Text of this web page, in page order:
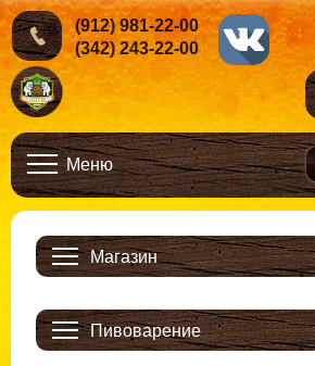
(912) 981-22-00
(342) 243-22-00
Меню
Магазин
Пивоварение